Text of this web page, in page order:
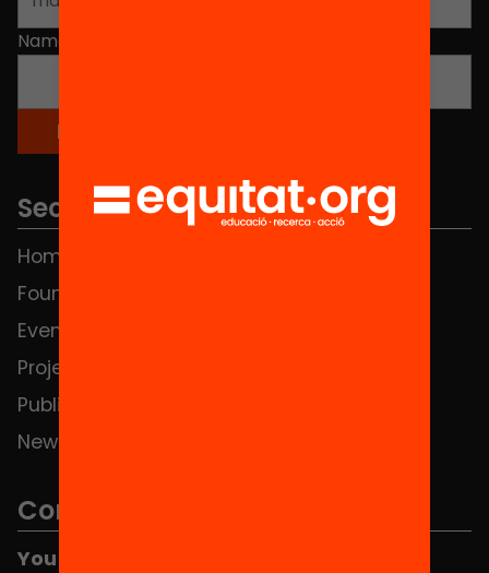
Name
Sections
Home
Foundation
Events
Projects
Publications and videos
News
Contact
You can find us at the Social HUB